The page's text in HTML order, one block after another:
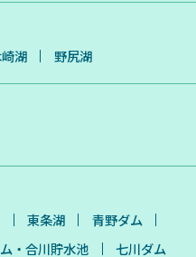
湖 野尻湖
東条湖
青野ダム
・合川貯水池 七川ダム